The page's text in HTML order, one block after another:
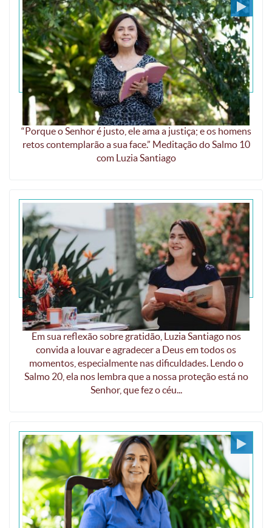
É a face de Deus que eu busco
“Porque o Senhor é justo, ele ama a justiça; e os homens
retos contemplarão a sua face.” Meditação do Salmo 10
com Luzia Santiago
Gratidão em todas as circunstâncias
Em sua reflexão sobre gratidão, Luzia Santiago nos
convida a louvar e agradecer a Deus em todos os
momentos, especialmente nas dificuldades. Lendo o
Salmo 20, ela nos lembra que a nossa proteção está no
Senhor, que fez o céu...